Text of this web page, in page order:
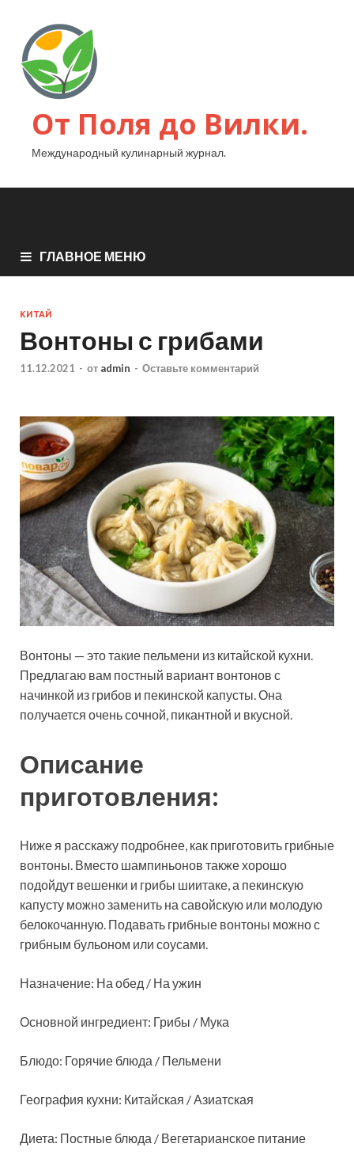
От Поля до Вилки.
Международный кулинарный журнал.
ГЛАВНОЕ МЕНЮ
КИТАЙ
Вонтоны с грибами
11.12.2021 - от admin - Оставьте комментарий
Вонтоны — это такие пельмени из китайской кухни.
Предлагаю вам постный вариант вонтонов с
начинкой из грибов и пекинской капусты. Она
получается очень сочной, пикантной и вкусной.
Описание
приготовления:
Ниже я расскажу подробнее, как приготовить грибные
вонтоны. Вместо шампиньонов также хорошо
подойдут вешенки и грибы шиитаке, а пекинскую
капусту можно заменить на савойскую или молодую
белокочанную. Подавать грибные вонтоны можно с
грибным бульоном или соусами.
Назначение: На обед / На ужин
Основной ингредиент: Грибы / Мука
Блюдо: Горячие блюда / Пельмени
География кухни: Китайская / Азиатская
Диета: Постные блюда / Вегетарианское питание